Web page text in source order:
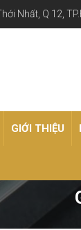
Nhất, Q 12,
GIỚI THIỆU